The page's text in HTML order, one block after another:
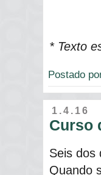
* Texto
Postado
1.4.16
Curso
Seis dos
Quando